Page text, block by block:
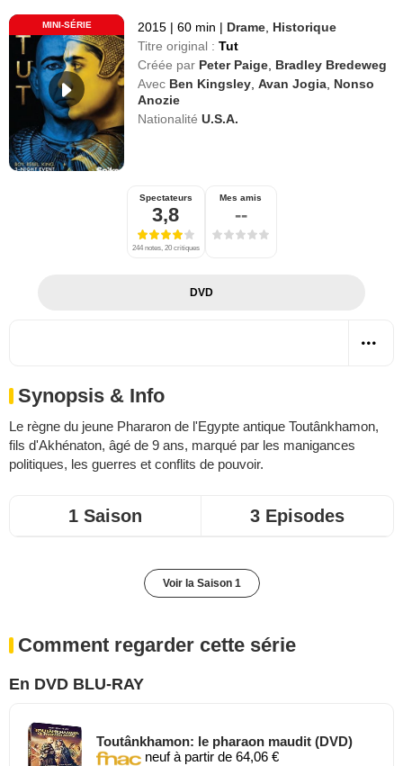
MINI-SÉRIE 2015 | 60 min | Drame Historique
Titre original : Tut
Créée par Peter Paige Bradley Bredeweg
Avec Ben Kingsley ,Avan Jogia Nonso
Anozie
Nationalité U.S.A.
Spectateurs
3,8
244 notes, 20 critiques
Mes amis
--
DVD
Synopsis & Info
Le règne du jeune Phararon de l'Egypte antique Toutânkhamon,
fils d'Akhénaton, âgé de 9 ans, marqué par les manigances
politiques, les guerres et conflits de pouvoir.
1 Saison 3 Episodes
Voir la Saison 1
Comment regarder cette série
En DVD BLU-RAY
Toutânkhamon: le pharaon maudit (DVD)
neuf à partir de 64,06 €